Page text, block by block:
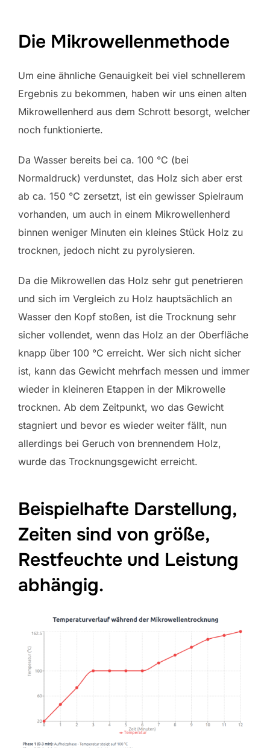
Die Mikrowellenmethode
Um eine ähnliche Genauigkeit bei viel schnellerem
Ergebnis zu bekommen, haben wir uns einen alten
Mikrowellenherd aus dem Schrott besorgt, welcher
noch funktionierte.
Da Wasser bereits bei ca. 100 °C (bei
Normaldruck) verdunstet, das Holz sich aber erst
ab ca. 150 °C zersetzt, ist ein gewisser Spielraum
vorhanden, um auch in einem Mikrowellenherd
binnen weniger Minuten ein kleines Stück Holz zu
trocknen, jedoch nicht zu pyrolysieren.
Da die Mikrowellen das Holz sehr gut penetrieren
und sich im Vergleich zu Holz hauptsächlich an
Wasser den Kopf stoßen, ist die Trocknung sehr
sicher vollendet, wenn das Holz an der Oberfläche
knapp über 100 °C erreicht. Wer sich nicht sicher
ist, kann das Gewicht mehrfach messen und immer
wieder in kleineren Etappen in der Mikrowelle
trocknen. Ab dem Zeitpunkt, wo das Gewicht
stagniert und bevor es wieder weiter fällt, nun
allerdings bei Geruch von brennendem Holz,
wurde das Trocknungsgewicht erreicht.
Beispielhafte Darstellung,
Zeiten sind von größe,
Restfeuchte und Leistung
abhängig.